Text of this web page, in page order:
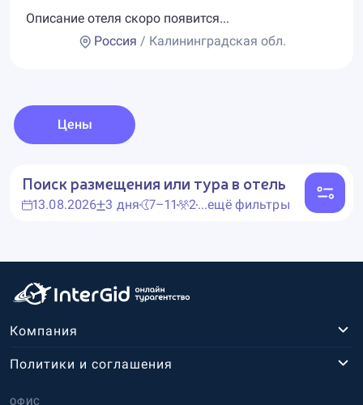
Описание отеля скоро появится...
Россия / Калининградская обл.
Цены
Поиск размещения или тура в отель
13.08.2026 3 дня 7–11 2...ещё фильтры
Компания
ОФИС
Политики и соглашения